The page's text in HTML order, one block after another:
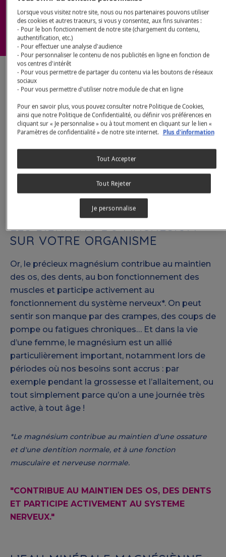
MAGNÉSIUM AU
NATUREL
D’après des études récentes, 86% des femmes
en magnésium*. Les causes peuvent être variées :
mode de vie, alimentation (pas toujours
équilibrée) ou raisons génétiques.
LES BIENFAITS DU MAGNÉSIUM
SUR VOTRE ORGANISME
Or, le précieux magnésium contribue au maintien
des os, des dents, au bon fonctionnement des
muscles et participe activement au
fonctionnement du système nerveux*. On peut
sentir son manque par des crampes, des coups de
pompe ou fatigues chroniques… Et dans la vie
d’une femme, le magnésium est un allié
particulièrement important, notamment lors de
périodes où nos besoins sont accrus : par
exemple pendant la grossesse et l’allaitement, ou
tout simplement parce qu’on a une journée très
active, à tout âge !
*Le magnésium contribue au maintien d'une ossature
et d'une dentition normale, et à une fonction
musculaire et nerveuse normale.
"CONTRIBUE AU MAINTIEN DES OS, DES DENTS
ET PARTICIPE ACTIVEMENT AU SYSTEME
NERVEUX."
Lorsque vous visitez notre site, nous ou nos partenaires pouvons utiliser
des cookies et autres traceurs, si vous y consentez, aux fins suivantes :
- Pour le bon fonctionnement de notre site (chargement du contenu,
authentification, etc.)
- Pour effectuer une analyse d'audience
- Pour personnaliser le contenu de nos publicités en ligne en fonction de
vos centres d'intérêt
- Pour vous permettre de partager du contenu via les boutons de réseaux
sociaux
- Pour vous permettre d'utiliser notre module de chat en ligne
Pour en savoir plus, vous pouvez consulter notre Politique de Cookies,
ainsi que notre Politique de Confidentialité, ou définir vos préférences en
cliquant sur « Je personnalise » ou à tout moment en cliquant sur le lien «
Paramètres de confidentialité » de notre site internet. Plus d'information
Tout Rejeter
Tout Accepter
Je personnalise